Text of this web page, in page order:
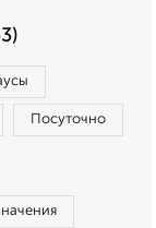
Посуточно